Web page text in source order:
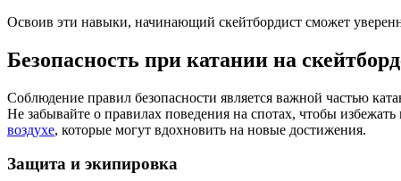
Освоив эти навыки, начинающий скейтбордист сможет
Безопасность при катании на
Соблюдение правил безопасности является важной частью
Не забывайте о правилах поведения на спотах, чтобы
воздухе, которые могут вдохновить на новые достижения.
Защита и экипировка